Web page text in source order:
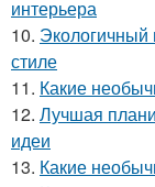
интерьера
10.
стиле
11. Какие
12. Лучшая
идеи
13. Какие